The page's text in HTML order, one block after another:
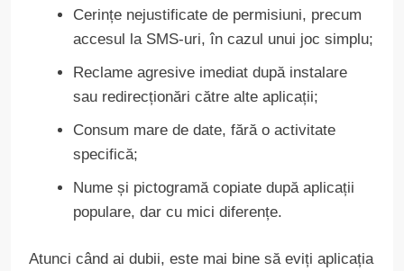
Cerințe nejustificate de permisiuni, precum
accesul la SMS-uri, în cazul unui joc simplu;
Reclame agresive imediat după instalare
sau redirecționări către alte aplicații;
Consum mare de date, fără o activitate
specifică;
Nume și pictogramă copiate după aplicații
populare, dar cu mici diferențe.
Atunci când ai dubii, este mai bine să eviți aplicația